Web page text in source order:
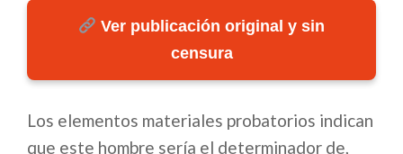
Ver publicación original y sin
censura
Los elementos materiales probatorios indican
que este hombre sería el determinador de,